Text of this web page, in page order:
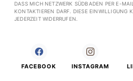
DASS MICH NETZWERK SÜDBADEN PER E-MAIL
KONTAKTIEREN DARF. DIESE EINWILLIGUNG
JEDERZEIT WIDERRUFEN.
FACEBOOK INSTAGRAM